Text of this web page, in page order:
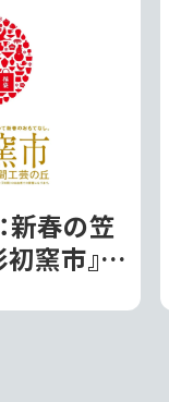
新春の笠
窯市』が
｜笠間市